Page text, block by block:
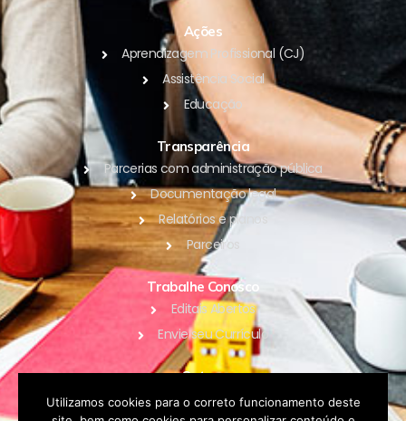
Ações
Aprendizagem Profissional (CJ)
Assistência Social
Educação
Transparência
Parcerias com administração pública
Documentação legal
Relatórios e planos
Parceiros
Trabalhe Conosco
Editais Abertos
Envie seu Currículo
Outros
Blog
Utilizamos cookies para o correto funcionamento deste